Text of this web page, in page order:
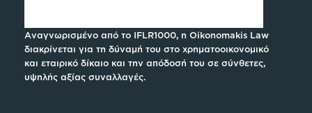
Αναγνωρισμένο από το IFLR1000, η Oikonomakis Law
διακρίνεται για τη δύναμή του στο χρηματοοικονομικό
και εταιρικό δίκαιο και την απόδοσή του σε σύνθετες,
υψηλής αξίας συναλλαγές.